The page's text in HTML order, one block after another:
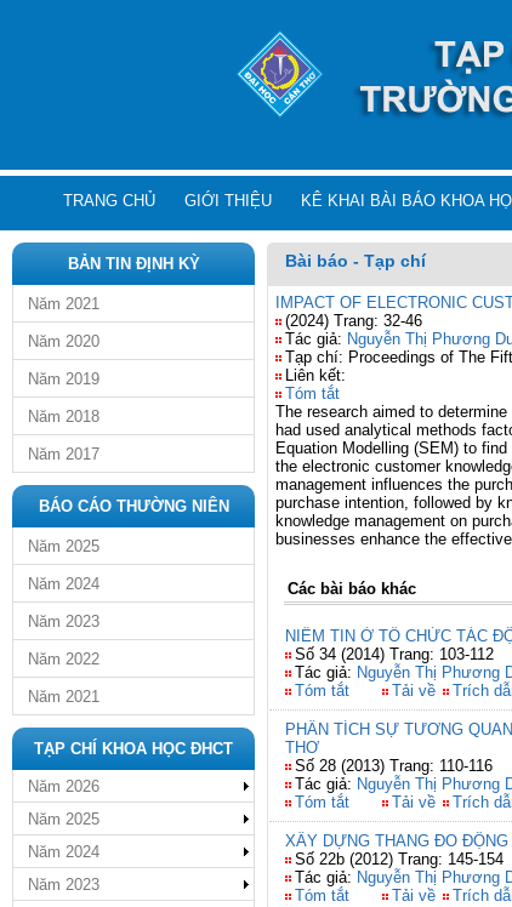
TRANG CHỦ GIỚI THIỆU KÊ KHAI BÀI BÁO KHOA
BẢN TIN ĐỊNH KỲ
Năm 2021
Năm 2020
Năm 2019
Năm 2018
Năm 2017
BÁO CÁO THƯỜNG NIÊN
Năm 2025
Năm 2024
Năm 2023
Năm 2022
Năm 2021
TẠP CHÍ KHOA HỌC ĐHCT
Năm 2026
Năm 2025
Năm 2024
Năm 2023
Bài báo - Tạp chí
IMPACT OF ELECTRONIC
(2024) Trang: 32-46
Tác giả: Nguyễn Thị Phương
Tạp chí: Proceedings of The
Liên kết:
Tóm tắt
The research aimed to
had used analytical methods
Equation Modelling (SEM) to
the electronic customer
management influences the
purchase intention, followed by
knowledge management on
businesses enhance the
Các bài báo khác
NIỀM TIN Ở TỔ CHỨC TÁC
Số 34 (2014) Trang: 103-112
Tác giả: Nguyễn Thị Phương
Tóm tắt
Tải về Trích
PHÂN TÍCH SỰ TƯƠNG
THƠ
Số 28 (2013) Trang: 110-116
Tác giả: Nguyễn Thị Phương
Tóm tắt
Tải về Trích
XÂY DỰNG THANG ĐO
Số 22b (2012) Trang: 145-154
Tác giả: Nguyễn Thị Phương
Tóm tắt
Tải về Trích